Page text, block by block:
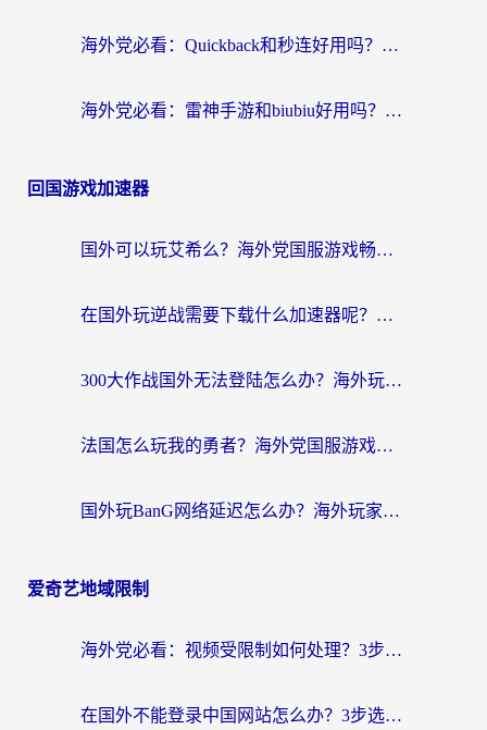
海外党必看：Quickback和秒连好用吗？3步选对回国加速器，无缝刷国内资源
海外党必看：雷神手游和biubiu好用吗？3招选对回国加速器无缝刷国内资源
回国游戏加速器
国外可以玩艾希么？海外党国服游戏畅玩终极指南（附加速器选择秘籍）
在国外玩逆战需要下载什么加速器呢？海外党亲测有效的国服游戏加速指南
300大作战国外无法登陆怎么办？海外玩家亲测有效的解决指南
法国怎么玩我的勇者？海外党国服游戏不卡攻略，附3款热门游戏加速实测
国外玩BanG网络延迟怎么办？海外玩家亲测有效的国服游戏加速指南
爱奇艺地域限制
海外党必看：视频受限制如何处理？3步解决国内剧番“看不了”难题
在国外不能登录中国网站怎么办？3步选对回国加速器，无缝刷剧、办业务